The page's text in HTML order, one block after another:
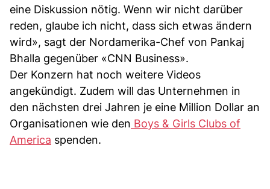
eine Diskussion nötig. Wenn wir nicht darüber
reden, glaube ich nicht, dass sich etwas ändern
wird», sagt der Nordamerika-Chef von Pankaj
Bhalla gegenüber «CNN Business».
Der Konzern hat noch weitere Videos
angekündigt. Zudem will das Unternehmen in
den nächsten drei Jahren je eine Million Dollar an
Organisationen wie den Boys & Girls Clubs of
America spenden.